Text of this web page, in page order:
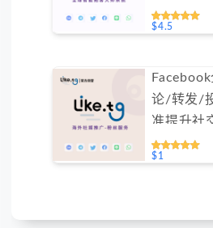
$4.5
论/转发/
准提升社
免费测试）
$1